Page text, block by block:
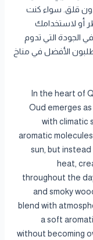
دون قلق. سواء كنت
أو لاستخدامك
الجودة التي تدوم
الأفضل في مناخ
In the heart of
Oud emerges
with climatic
aromatic
sun, but
heat,
throughout the
and smoky
blend with
a soft
without becoming